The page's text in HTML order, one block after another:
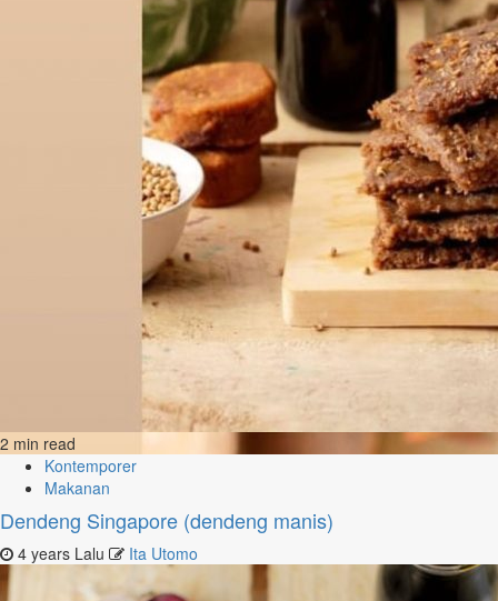
2 min read
Kontemporer
Makanan
Dendeng Singapore (dendeng manis)
4 years Lalu Ita Utomo